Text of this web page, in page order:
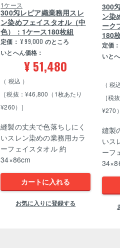
1ケース
300匁レピア織業務用スレ
ン染めフェイスタオル（中
色）：1ケース180枚組
定価： ¥ 99,000 のところ
いとへん価格：
¥51,480
税込
［税抜：¥46,800（1枚あたり
¥260）］
縫製の丈夫で色落ちしにく
いスレン染めの業務用カラ
ーフェイスタオル 約
34×86cm
カートに入れる
お気に入りに登録する
300
ン染
ーク
180
定価：
いと
税
［税
¥270
縫製
いス
ーフ